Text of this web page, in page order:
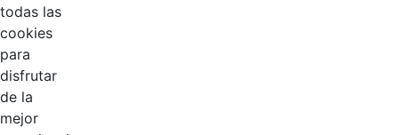
todas las
cookies
para
disfrutar
de la
mejor